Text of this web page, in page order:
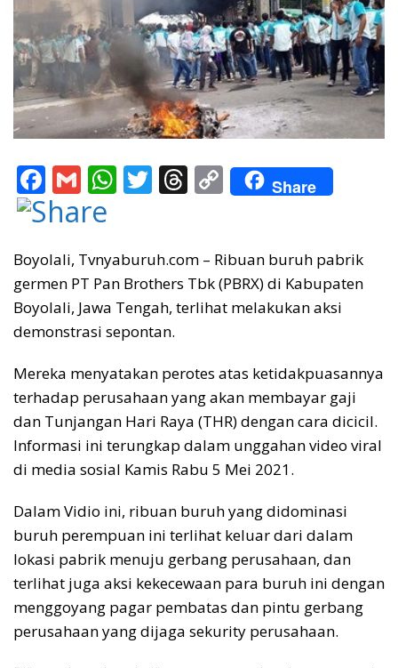
F
ac
b
o
o
k
G
m
l
W
s
A
p
p
T
er
T
a
d
s
C
o
y
Li
n
Share
Boyolali, Tvnyaburuh.com – Ribuan buruh pabrik
germen PT Pan Brothers Tbk (PBRX) di Kabupaten
Boyolali, Jawa Tengah, terlihat melakukan aksi
demonstrasi sepontan.
Mereka menyatakan perotes atas ketidakpuasannya
terhadap perusahaan yang akan membayar gaji
dan Tunjangan Hari Raya (THR) dengan cara dicicil.
Informasi ini terungkap dalam unggahan video viral
di media sosial Kamis Rabu 5 Mei 2021.
Dalam Vidio ini, ribuan buruh yang didominasi
buruh perempuan ini terlihat keluar dari dalam
lokasi pabrik menuju gerbang perusahaan, dan
terlihat juga aksi kekecewaan para buruh ini dengan
menggoyang pagar pembatas dan pintu gerbang
perusahaan yang dijaga sekurity perusahaan.